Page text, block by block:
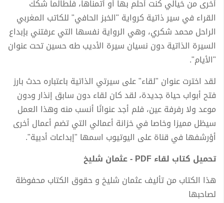
أخرى من خيالي كنت أحلم بها أو أتمناها، فلطالما شكك
القراء في سير ذاتية كرواية "الخبز الحافي" للكاتب المغربي
الراحل محمد شكري، وهي الرواية نفسها التي عرفتني بإبداع
السيرة الذاتية دون نسيان سيرة الأديب طه حسين تحت عنوان
"الأيام".
لقد اخترت عنوان "لقاء" على سيرتي الذاتية باعتباره حدث بارز
فتح أبواب حياة جديدة، لقد كان لقاء دون سابق إنذار ودون
موعد ولا رفرفة عين، فلم أجد عنوانًا أنسب منه وهذا العمل
سيظل مميزا وخاصا في خزانة أعمالي التي تضم أعمال أخرى
أؤرشفها في قناة على اليوتيوب اسمها "إبداعات أدبية".
تحميل كتاب لقاء PDF - عثمان شليخ
هذا الكتاب من تأليف عثمان شليخ و حقوق الكتاب محفوظة
لصاحبها